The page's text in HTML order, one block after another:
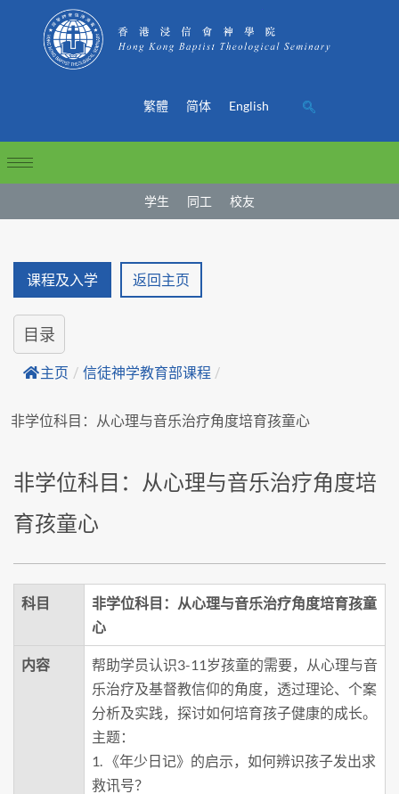
繁體 简体 English
学生 同工 校友
课程及入学 返回主页
目录
主页 / 信徒神学教育部课程 /
非学位科目：从心理与音乐治疗角度培育孩童心
非学位科目：从心理与音乐治疗角度培
育孩童心
科目
非学位科目：从心理与音乐治疗角度培育孩童
心
内容
帮助学员认识3-11岁孩童的需要，从心理与音
乐治疗及基督教信仰的角度，透过理论、个案
分析及实践，探讨如何培育孩子健康的成长。
主题：
1. 《年少日记》的启示，如何辨识孩子发出求
救讯号？